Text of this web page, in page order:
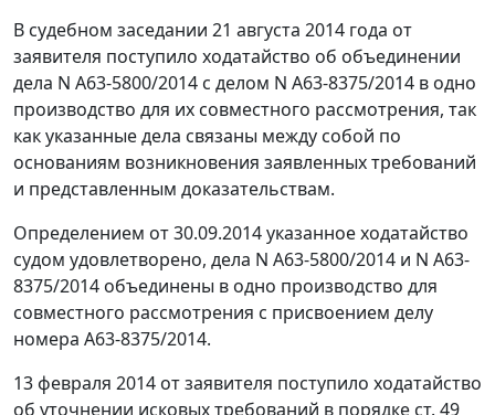
В судебном заседании 21 августа 2014 года от
заявителя поступило ходатайство об объединении
дела N А63-5800/2014 с делом N А63-8375/2014 в одно
производство для их совместного рассмотрения, так
как указанные дела связаны между собой по
основаниям возникновения заявленных требований
и представленным доказательствам.
Определением от 30.09.2014 указанное ходатайство
судом удовлетворено, дела N А63-5800/2014 и N А63-
8375/2014 объединены в одно производство для
совместного рассмотрения с присвоением делу
номера А63-8375/2014.
13 февраля 2014 от заявителя поступило ходатайство
об уточнении исковых требований в порядке ст. 49